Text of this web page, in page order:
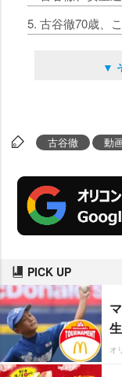
▼
古谷徹 動
PICK UP
オ